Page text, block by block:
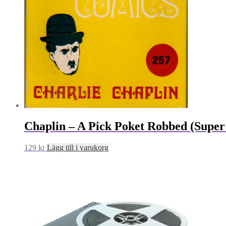
Chaplin – A Pick Poket Robbed
129 kr Lägg till i varukorg